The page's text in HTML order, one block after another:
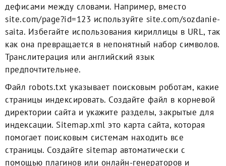
дефисами между словами. Например, вместо
site.com/page?id=123 используйте site.com/sozdanie-
saita. Избегайте использования кириллицы в URL, так
как она превращается в непонятный набор символов.
Транслитерация или английский язык
предпочтительнее.
Файл robots.txt указывает поисковым роботам, какие
страницы индексировать. Создайте файл в корневой
директории сайта и укажите разделы, закрытые для
индексации. Sitemap.xml это карта сайта, которая
помогает поисковым системам находить все
страницы. Создайте sitemap автоматически с
помощью плагинов или онлайн-генераторов и